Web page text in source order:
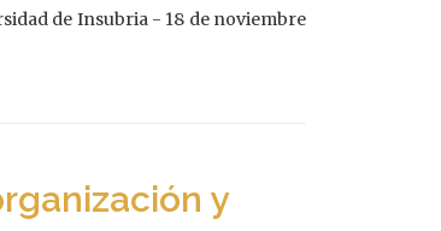
de Insubria - 18 de noviembre
y